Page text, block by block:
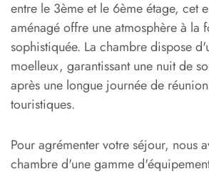
entre le 3ème et le 6ème étage, cet
aménagé offre une atmosphère à la
sophistiquée. La chambre dispose
moelleux, garantissant une nuit de
après une longue journée de
touristiques.
Pour agrémenter votre séjour, nous
chambre d'une gamme